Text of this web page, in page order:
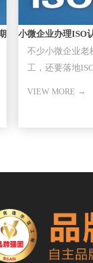
小微企业办理ISO
不少小微企业老
工，还要落地
VIEW MORE →